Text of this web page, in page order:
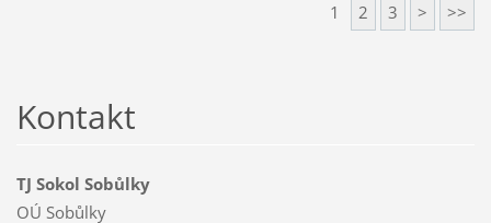
1 2 3 > >>
Kontakt
TJ Sokol Sobůlky
OÚ Sobůlky